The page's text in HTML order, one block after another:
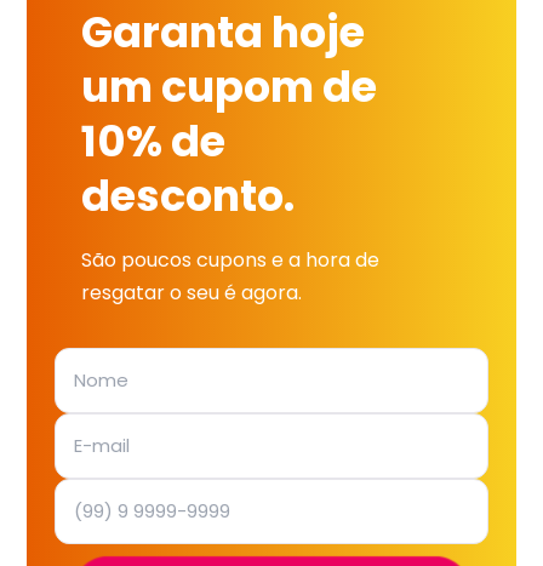
Garanta hoje
um cupom de
10% de
desconto.
São poucos cupons e a hora de
resgatar o seu é agora.